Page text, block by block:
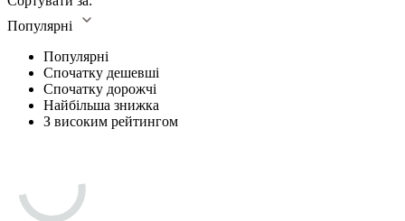
Популярні
Популярні
Спочатку дешевші
Спочатку дорожчі
Найбільша знижка
З високим рейтингом